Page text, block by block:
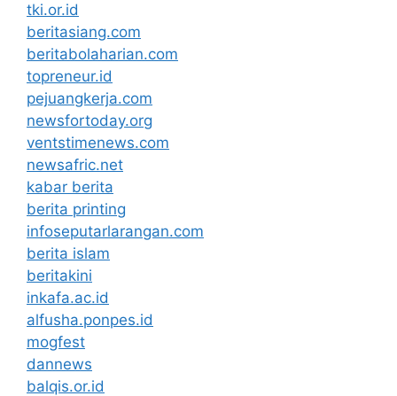
tki.or.id
beritasiang.com
beritabolaharian.com
topreneur.id
pejuangkerja.com
newsfortoday.org
ventstimenews.com
newsafric.net
kabar berita
berita printing
infoseputarlarangan.com
berita islam
beritakini
inkafa.ac.id
alfusha.ponpes.id
mogfest
dannews
balqis.or.id